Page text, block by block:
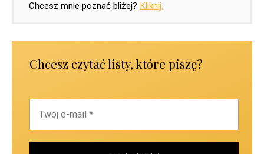
Chcesz mnie poznać bliżej? Kliknij.
Chcesz czytać listy, które piszę?